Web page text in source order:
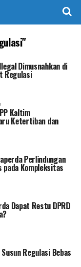
Dimusnahkan di
Regulasi
Kaltim
Ketertiban dan
Perlindungan
pada Kompleksitas
Dapat Restu DPRD
Regulasi Bebas